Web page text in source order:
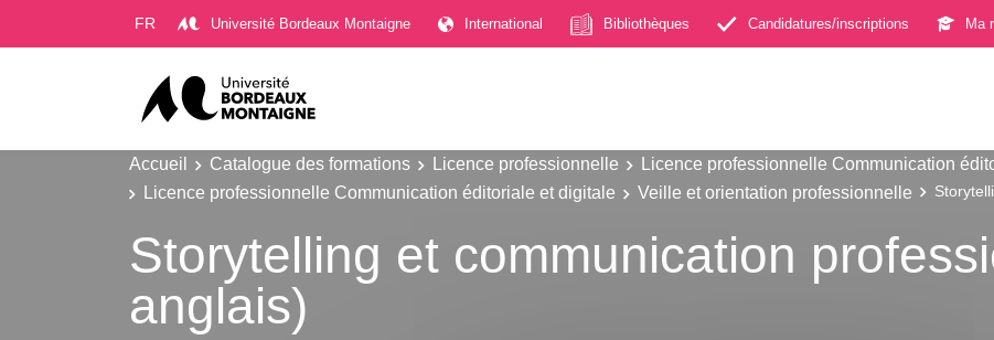
FR Université Bordeaux Montaigne International Bibliothèques Candidatures/inscriptions Ma
Accueil Catalogue des formations Licence professionnelle
Licence professionnelle Communication
Licence professionnelle Communication éditoriale et digitale
Veille et orientation professionnelle
Storytelling et communication
anglais)